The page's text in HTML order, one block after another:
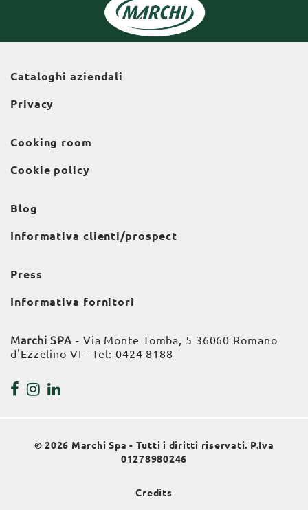
Cataloghi aziendali
Privacy
Cooking room
Cookie policy
Blog
Informativa clienti/prospect
Press
Informativa fornitori
Marchi SPA - Via Monte Tomba, 5 36060 Romano
d'Ezzelino VI - Tel: 0424 8188
© 2026 Marchi Spa - Tutti i diritti riservati. P.Iva
01278980246
Credits